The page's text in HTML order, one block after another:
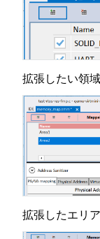
拡張したい領
拡張したエリ